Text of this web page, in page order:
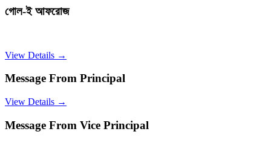
গোল-ই আফরোজ
View Details →
Message From Principal
View Details →
Message From Vice Principal